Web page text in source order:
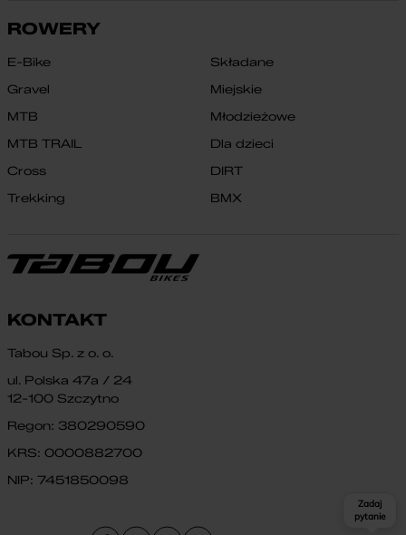
ROWERY
E-Bike
Gravel
MTB
MTB TRAIL
Cross
Trekking
Składane
Miejskie
Młodzieżowe
Dla dzieci
DIRT
BMX
KONTAKT
Tabou Sp. z o. o.
ul. Polska 47a / 24
12-100 Szczytno
Regon: 380290590
KRS: 0000882700
NIP: 7451850098
Zadaj
pytanie